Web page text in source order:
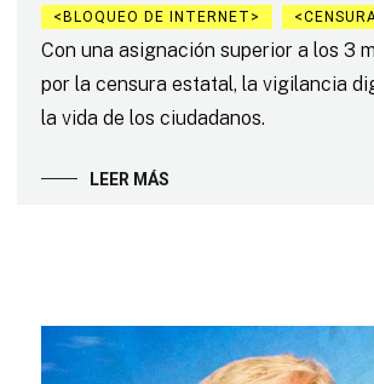
BLOQUEO DE INTERNET
Con una asignación superior a los 3
por la censura estatal, la vigilancia
la vida de los ciudadanos.
LEER MÁS